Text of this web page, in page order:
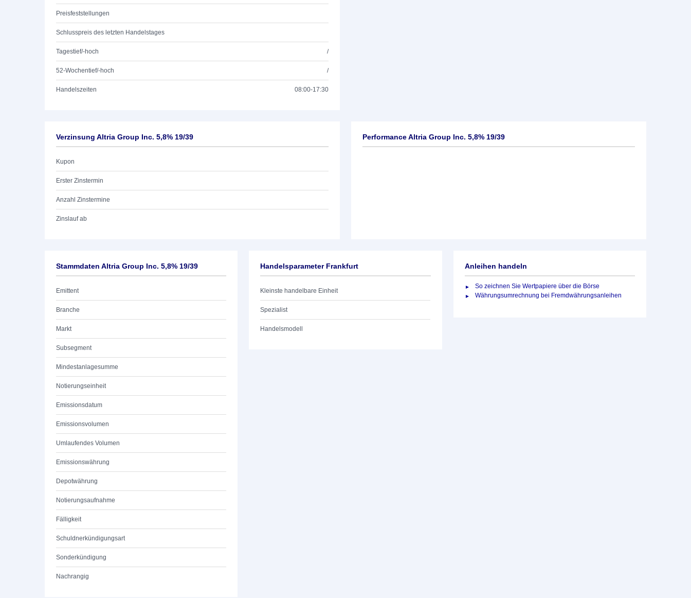
Preisfeststellungen
Schlusspreis des letzten Handelstages
Tagestief/-hoch /
52-Wochentief/-hoch /
Handelszeiten 08:00-17:30
Verzinsung Altria Group Inc. 5,8% 19/39
Kupon
Erster Zinstermin
Anzahl Zinstermine
Zinslauf ab
Performance Altria Group Inc. 5,8% 19/39
Stammdaten Altria Group Inc. 5,8% 19/39
Emittent
Branche
Markt
Subsegment
Mindestanlagesumme
Notierungseinheit
Emissionsdatum
Emissionsvolumen
Umlaufendes Volumen
Emissionswährung
Depotwährung
Notierungsaufnahme
Fälligkeit
Schuldnerkündigungsart
Sonderkündigung
Nachrangig
Handelsparameter Frankfurt
Kleinste handelbare Einheit
Spezialist
Handelsmodell
Anleihen handeln
So zeichnen Sie Wertpapiere über die Börse
Währungsumrechnung bei Fremdwährungsanleihen